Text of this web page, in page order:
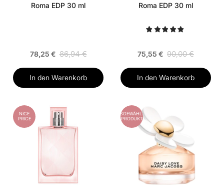
Roma EDP 30 ml
78,25 € 86,94 €
In den Warenkorb
Roma EDP 30 ml
75,55 € 90,00 €
In den Warenkorb
NICE
PRICE
AUSGEWÄHLTES
PRODUKT